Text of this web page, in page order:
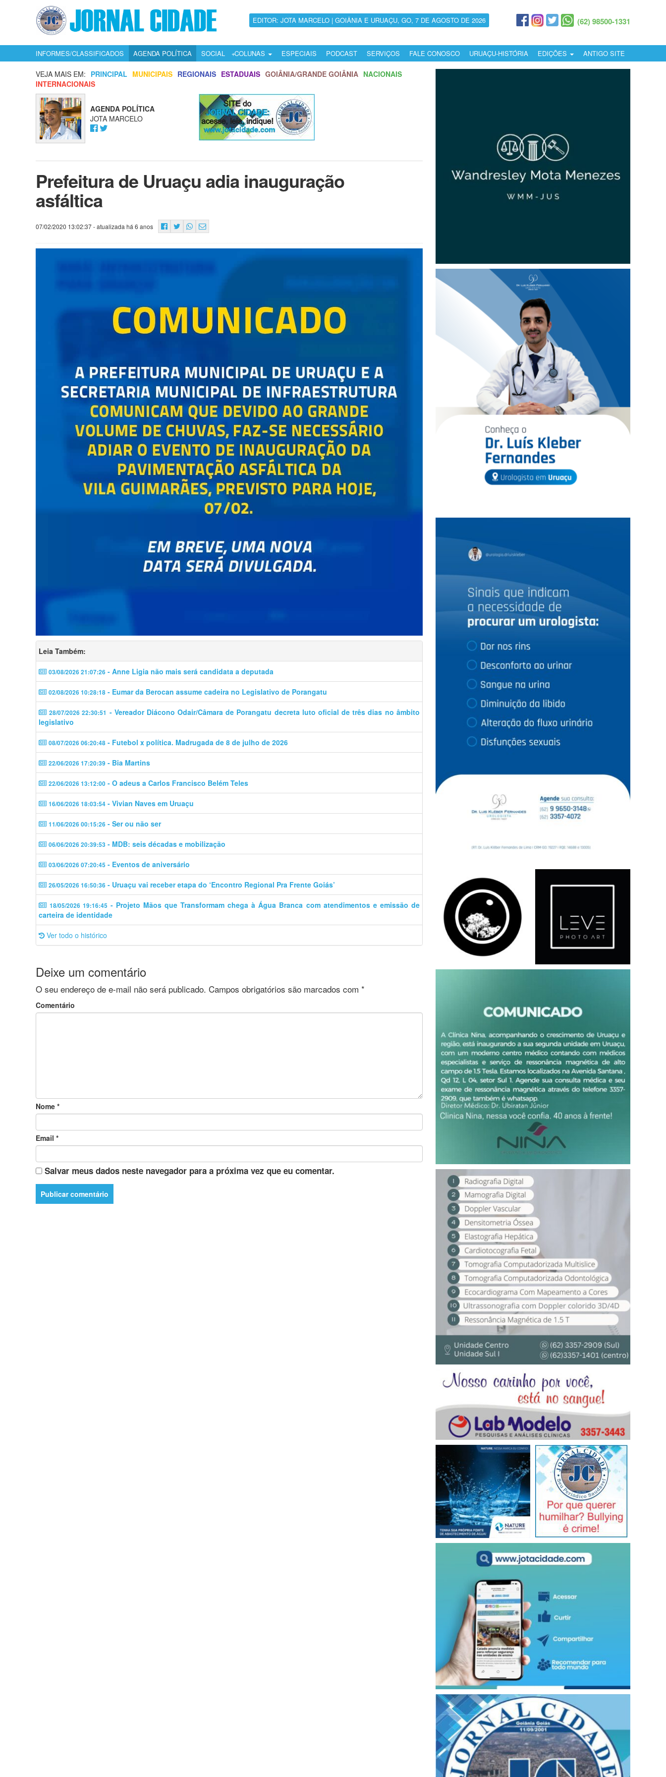
EDITOR: JOTA MARCELO | GOIÂNIA E URUAÇU, GO, 7 DE AGOSTO DE 2026 (62) 98500-1331
INFORMES/CLASSIFICADOS AGENDA POLÍTICA SOCIAL COLUNAS ESPECIAIS PODCAST SERVIÇOS FALE CONOSCO URUAÇU-HISTÓRIA EDIÇÕES ANTIGO SITE
VEJA MAIS EM: PRINCIPAL MUNICIPAIS REGIONAIS ESTADUAIS GOIÂNIA/GRANDE GOIÂNIA NACIONAIS
INTERNACIONAIS
AGENDA POLÍTICA
JOTA MARCELO
Prefeitura de Uruaçu adia inauguração
asfáltica
07/02/2020 13:02:37- atualizada há 6 anos
Leia Também:
03/08/2026 21:07:26 - Anne Ligia não mais será candidata a deputada
02/08/2026 10:28:18 - Eumar da Berocan assume cadeira no Legislativo de Porangatu
28/07/2026 22:30:51 - Vereador Diácono Odair/Câmara de Porangatu decreta luto oficial de três dias no âmbito
legislativo
08/07/2026 06:20:48 - Futebol x política. Madrugada de 8 de julho de 2026
22/06/2026 17:20:39 - Bia Martins
22/06/2026 13:12:00 - O adeus a Carlos Francisco Belém Teles
16/06/2026 18:03:54 - Vivian Naves em Uruaçu
11/06/2026 00:15:26 - Ser ou não ser
06/06/2026 20:39:53 - MDB: seis décadas e mobilização
03/06/2026 07:20:45 - Eventos de aniversário
26/05/2026 16:50:36 - Uruaçu vai receber etapa do ‘Encontro Regional Pra Frente Goiás’
18/05/2026 19:16:45 - Projeto Mãos que Transformam chega à Água Branca com atendimentos e emissão de
carteira de identidade
Ver todo o histórico
Deixe um comentário
O seu endereço de e-mail não será publicado. Campos obrigatórios são marcados com *
Comentário
Nome *
Email *
Salvar meus dados neste navegador para a próxima vez que eu comentar.